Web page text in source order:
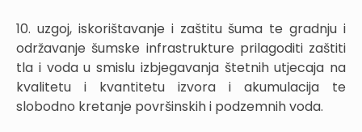
10. uzgoj, iskorištavanje i zaštitu šuma te gradnju i
održavanje šumske infrastrukture prilagoditi zaštiti
tla i voda u smislu izbjegava­nja štetnih utjecaja na
kvalitetu i kvantitetu izvora i akumulacija te
slobodno kretanje površinskih i podzemnih voda.